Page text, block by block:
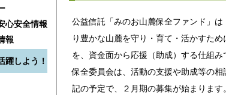
心安全情報
報
躍しよう！
公益信託「みのお山麓保全ファンド」
り豊かな山麓を守り・育て・活かすた
を、資金面から応援（助成）する仕組
保全委員会は、活動の支援や助成等の
記の予定で、２月期の募集が始まりま